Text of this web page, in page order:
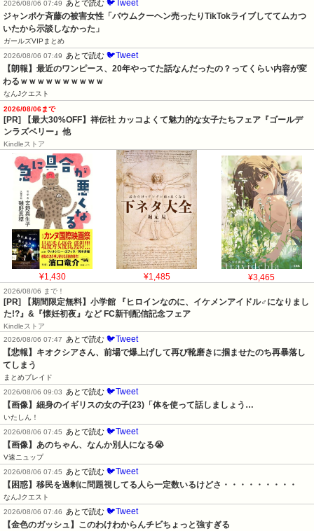
2026/08/06 07:49 あとで読む 🐦Tweet
ジャンポケ斉藤の被害女性「バウムクーヘン売ったりTikTokライブしててムカつ
いたから示談しなかった」
ガールズVIPまとめ
2026/08/06 07:49
あとで読む 🐦Tweet
【朗報】最近のワンピース、20年やってた話なんだったの？ってくらい内容が変
わるｗｗｗｗｗｗｗｗｗｗ
なんJクエスト
2026/08/06まで
[PR] 【最大30%OFF】祥伝社 カッコよくて魅力的な女子たちフェア『ゴールデ
ンラズベリー』他
Kindleストア
¥1,430 ¥1,485 ¥3,465
2026/08/06 まで！
[PR] 【期間限定無料】小学館 『ヒロインなのに、イケメンアイドル♂になりまし
た!?』&『懐妊初夜』など FC新刊配信記念フェア
Kindleストア
2026/08/06 07:47
あとで読む 🐦Tweet
【悲報】キオクシアさん、前場で爆上げして再び靴磨きに掴ませたのち再暴落し
てしまう
まとめブレイド
2026/08/06 09:03
あとで読む 🐦Tweet
【画像】細身のイギリスの女の子(23)「体を使って話しましょう…
いたしん！
2026/08/06 07:45
あとで読む 🐦Tweet
【画像】あのちゃん、なんか別人になる😭
V速ニュップ
2026/08/06 07:45
あとで読む 🐦Tweet
【困惑】移民を過剰に問題視してる人ら一定数いるけどさ・・・・・・・・・
なんJクエスト
2026/08/06 07:46
あとで読む 🐦Tweet
【金色のガッシュ】このわけわからんチビちょっと強すぎる